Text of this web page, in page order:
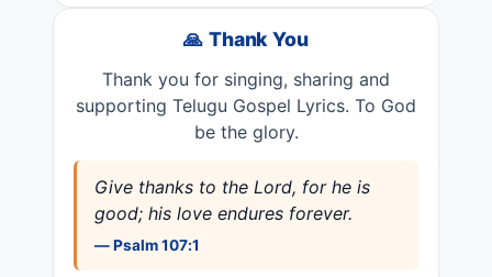
🙏 Thank You
Thank you for singing, sharing and
supporting Telugu Gospel Lyrics. To God
be the glory.
Give thanks to the Lord, for he is
good; his love endures forever.
— Psalm 107:1